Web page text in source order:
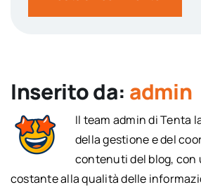
Inserito da: admin
Il team admin di Tenta
della gestione e del
contenuti del blog, con
costante alla qualità delle